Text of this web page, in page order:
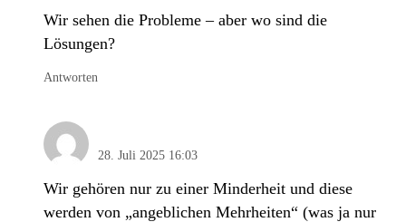
Wir sehen die Probleme – aber wo sind die
Lösungen?
Antworten
28. Juli 2025 16:03
Wir gehören nur zu einer Minderheit und diese
werden von „angeblichen Mehrheiten“ (was ja nur